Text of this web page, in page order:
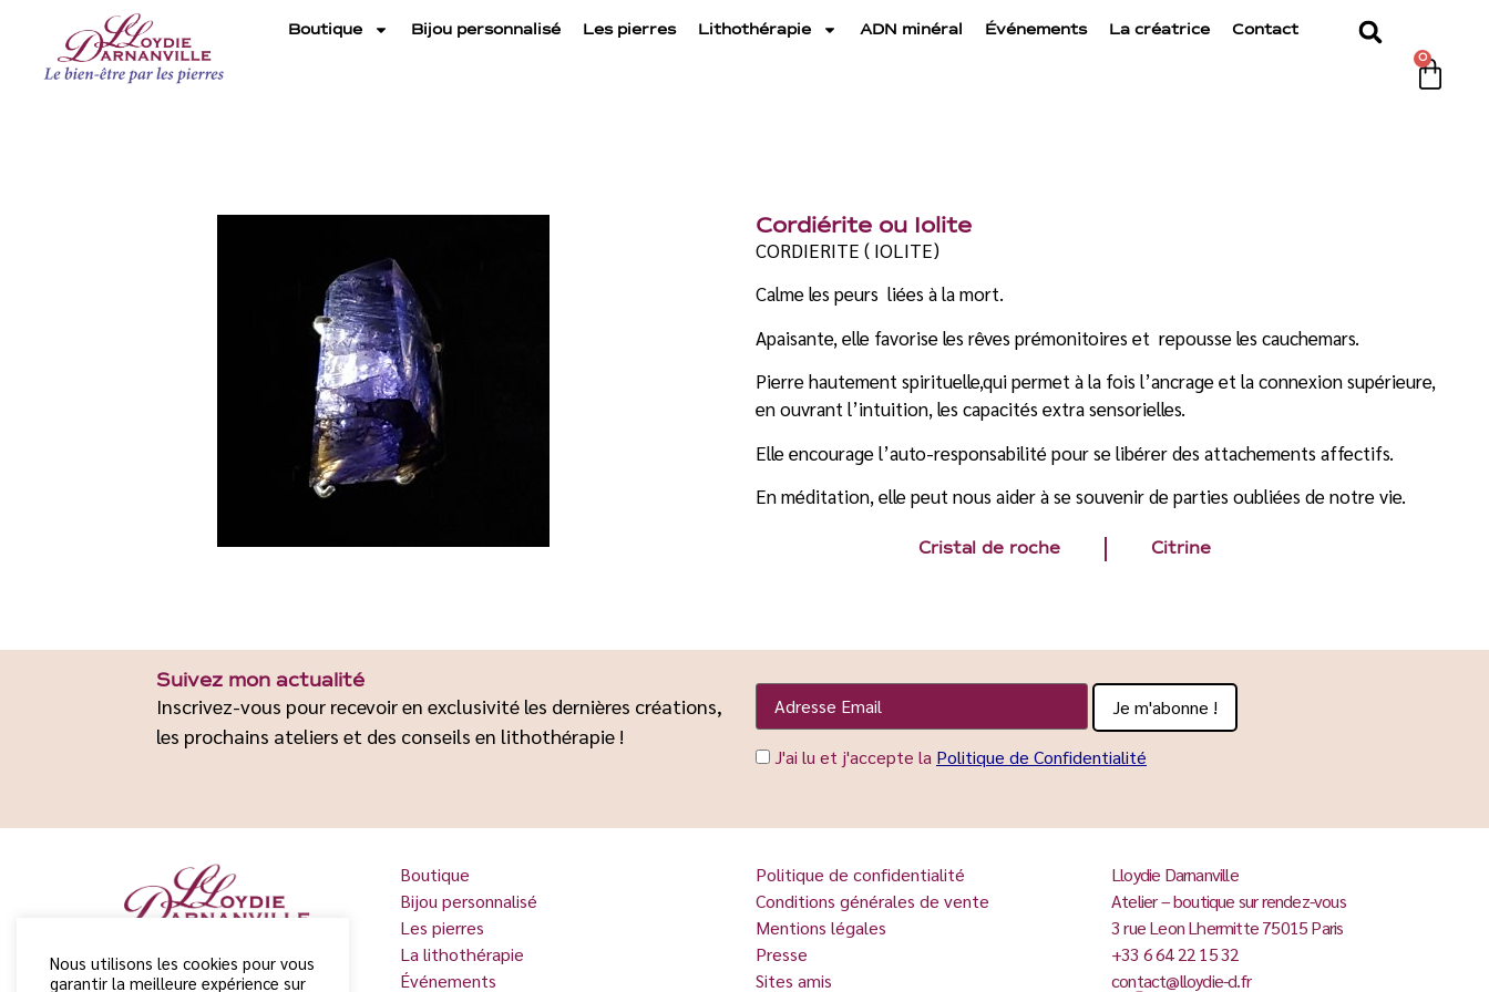
Boutique Bijou personnalisé Les pierres Lithothérapie ADN minéral Événements La créatrice Contact
0
Cordiérite ou Iolite
CORDIERITE ( IOLITE)
Calme les peurs liées à la mort.
Apaisante, elle favorise les rêves prémonitoires et repousse les cauchemars.
Pierre hautement spirituelle,qui permet à la fois l’ancrage et la connexion supérieure,
en ouvrant l’intuition, les capacités extra sensorielles.
Elle encourage l’auto-responsabilité pour se libérer des attachements affectifs.
En méditation, elle peut nous aider à se souvenir de parties oubliées de notre vie.
Citrine
Cristal de roche
Suivez mon actualité
Inscrivez-vous pour recevoir en exclusivité les dernières créations,
les prochains ateliers et des conseils en lithothérapie !
J'ai lu et j'accepte la Politique de Confidentialité
Boutique
Bijou personnalisé
Les pierres
La lithothérapie
Événements
Politique de confidentialité
Conditions générales de vente
Mentions légales
Presse
Sites amis
Lloydie Darnanville
Atelier – boutique sur rendez-vous
3 rue Leon Lhermitte 75015 Paris
+33 6 64 22 15 32
contact@lloydie-d.fr
Nous utilisons les cookies pour vous
garantir la meilleure expérience sur